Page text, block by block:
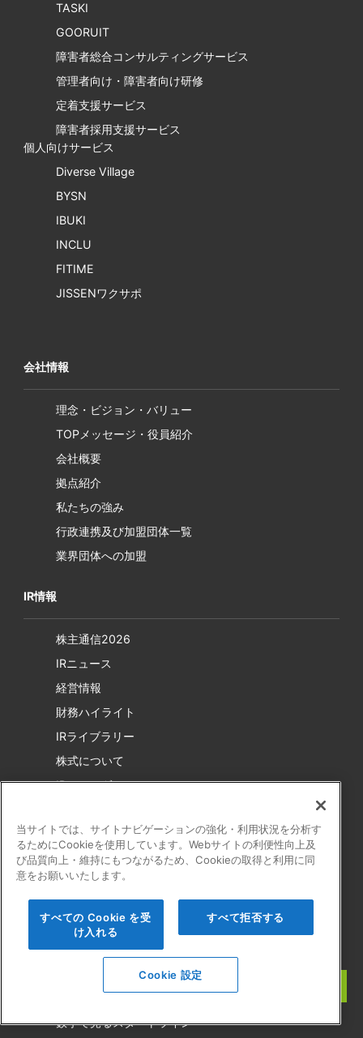
TASKI
GOORUIT
障害者総合コンサルティングサービス
管理者向け・障害者向け研修
定着支援サービス
障害者採用支援サービス
個人向けサービス
Diverse Village
BYSN
IBUKI
INCLU
FITIME
JISSENワクサポ
会社情報
理念・ビジョン・バリュー
TOPメッセージ・役員紹介
会社概要
拠点紹介
私たちの強み
行政連携及び加盟団体一覧
業界団体への加盟
IR情報
株主通信2026
IRニュース
経営情報
財務ハイライト
IRライブラリー
株式について
IRカレンダー
電子公告
免責事項
社員インタビュー
数字で見るスタートライン
当サイトでは、サイトナビゲーションの強化・利用状況を分析す
るためにCookieを使用しています。Webサイトの利便性向上及
び品質向上・維持にもつながるため、Cookieの取得と利用に同
意をお願いいたします。
すべての Cookie を受
け入れる
すべて拒否する
Cookie 設定